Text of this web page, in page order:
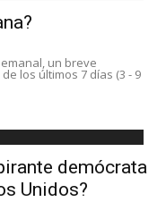
un breve
los últimos 7 días (3 - 9
demócrata
Unidos?